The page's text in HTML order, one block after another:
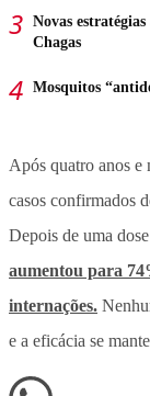
Novas
Chagas
Mosquitos
Após quatro anos e
casos confirmados
Depois de uma
aumentou para
internações.
e a eficácia se